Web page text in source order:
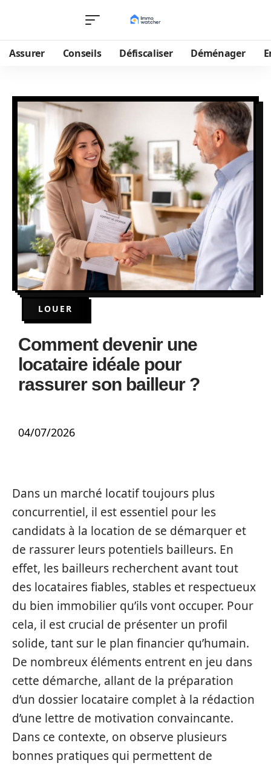
Assurer Conseils Défiscaliser Déménager
LOUER
Comment devenir une
locataire idéale pour
rassurer son bailleur ?
04/07/2026
Dans un marché locatif toujours plus
concurrentiel, il est essentiel pour les
candidats à la location de se démarquer et
de rassurer leurs potentiels bailleurs. En
effet, les bailleurs recherchent avant tout
des locataires fiables, stables et respectueux
du bien immobilier qu’ils vont occuper. Pour
cela, il est crucial de présenter un profil
solide, tant sur le plan financier qu’humain.
De nombreux éléments entrent en jeu dans
cette démarche, allant de la préparation
d’un dossier locataire complet à la rédaction
d’une lettre de motivation convaincante.
Dans ce contexte, on observe plusieurs
bonnes pratiques qui permettent de